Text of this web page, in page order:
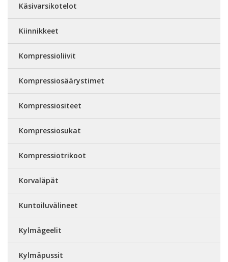
Käsivarsikotelot
Kiinnikkeet
Kompressioliivit
Kompressiosäärystimet
Kompressiositeet
Kompressiosukat
Kompressiotrikoot
Korvaläpät
Kuntoiluvälineet
Kylmägeelit
Kylmäpussit